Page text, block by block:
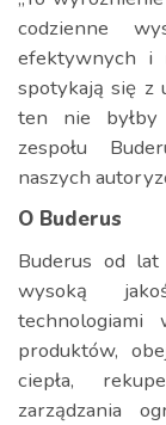
codzienne
efektywnych i
spotykają się z
ten nie byłby
zespołu
naszych
O Buderus
Buderus od
wysoką
technologiami
produktów,
ciepła,
zarządzania